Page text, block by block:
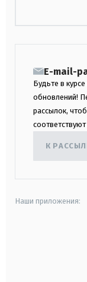
E-mail-
Будьте в
обновлений!
рассылок,
К
Наши приложения: